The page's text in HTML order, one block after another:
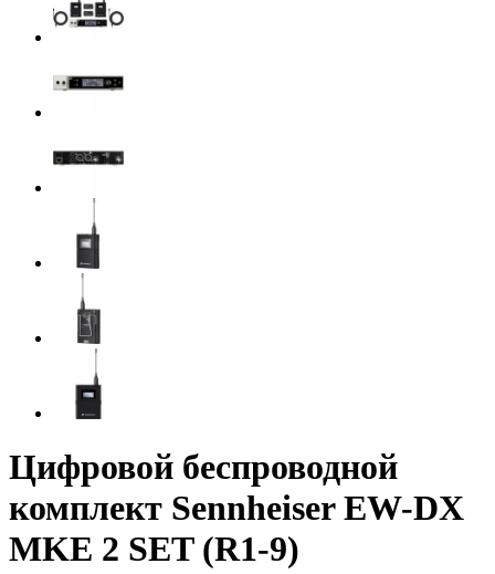
Цифровой беспроводной
комплект Sennheiser EW-DX
MKE 2 SET (R1-9)